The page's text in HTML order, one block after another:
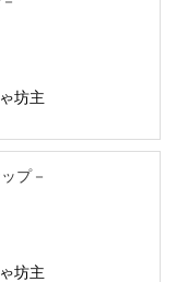
坊主
プ－
坊主